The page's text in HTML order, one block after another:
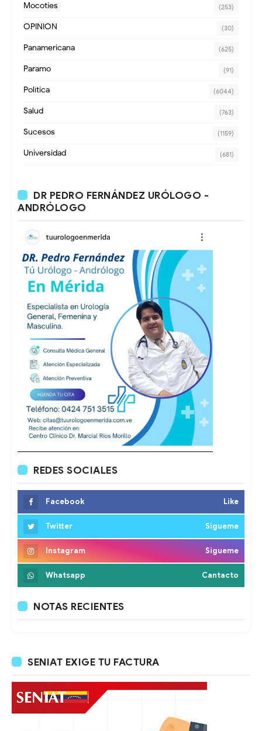
Mocoties (253)
OPINION (30)
Panamericana (625)
Paramo (91)
Política (6044)
Salud (763)
Sucesos (1159)
Universidad (681)
DR PEDRO FERNÁNDEZ URÓLOGO -
ANDRÓLOGO
REDES SOCIALES
Facebook Like
Twitter Sigueme
Instagram Sigueme
Whatsapp Cantacto
NOTAS RECIENTES
SENIAT EXIGE TU FACTURA